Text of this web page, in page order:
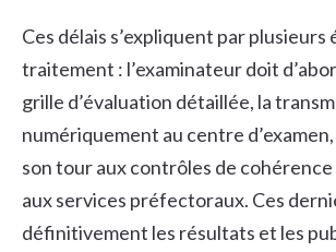
Ces délais s’expliquent par plusieurs
traitement : l’examinateur doit
grille d’évaluation détaillée, la
numériquement au centre
son tour aux contrôles de
aux services préfectoraux. Ces
définitivement les résultats et les